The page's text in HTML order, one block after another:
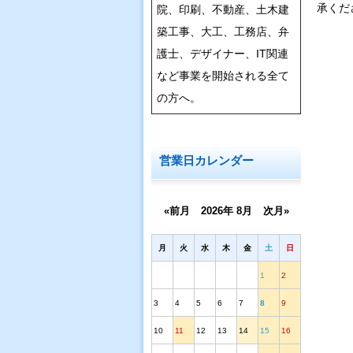
院、印刷、不動産、土木建
築工事、大工、工務店、弁
護士、デザイナー、IT関連
など事業を開始される全て
の方へ。
営業日カレンダー
«前月 2026年 8月 次月»
月 火 水 木 金 土 日
1 2
3 4 5 6 7 8 9
10 11 12 13 14 15 16
承くだ